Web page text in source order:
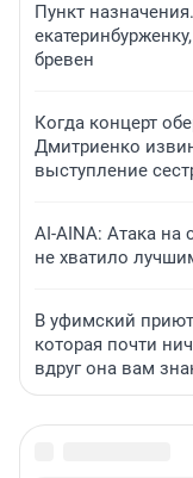
Пункт
бревен
Когда концерт
Дмитриенко
выступление
AI-AINA: Атака на
не хватило
В уфимский
которая почти
вдруг она вам